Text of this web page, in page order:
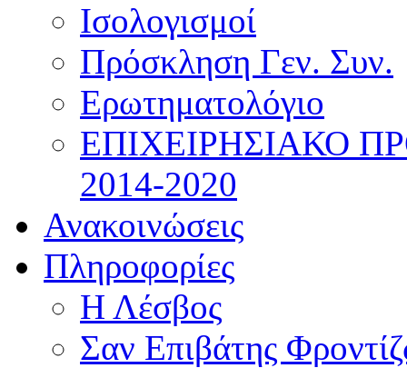
Ισολογισμοί
Πρόσκληση Γεν. Συν.
Ερωτηματολόγιο
ΕΠΙΧΕΙΡΗΣΙΑΚΟ
2014-2020
Ανακοινώσεις
Πληροφορίες
Η Λέσβος
Σαν Επιβάτης